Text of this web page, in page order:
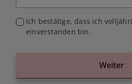
Ich bestätige, dass ich
einverstanden bin.
Weiter